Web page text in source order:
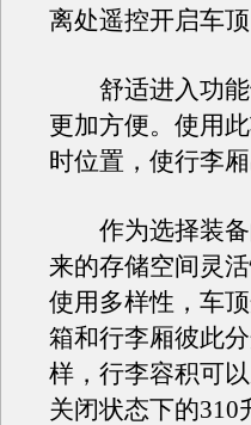
离处遥控开启车顶
舒适进入功能
更加方便。使用
时位置，使行李
作为选择装备
来的存储空间灵
使用多样性，车
箱和行李厢彼此
样，行李容积可
关闭状态下的310